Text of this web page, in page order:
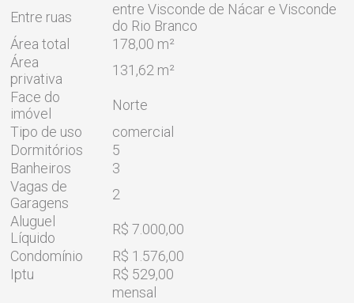
Entre ruas
entre Visconde de Nácar e Visconde
do Rio Branco
Área total
178,00 m²
Área
privativa
131,62 m²
Face do
imóvel
Norte
Tipo de uso
comercial
Dormitórios
5
Banheiros
3
Vagas de
Garagens
2
Aluguel
Líquido
R$ 7.000,00
Condomínio
R$ 1.576,00
Iptu
R$ 529,00
mensal